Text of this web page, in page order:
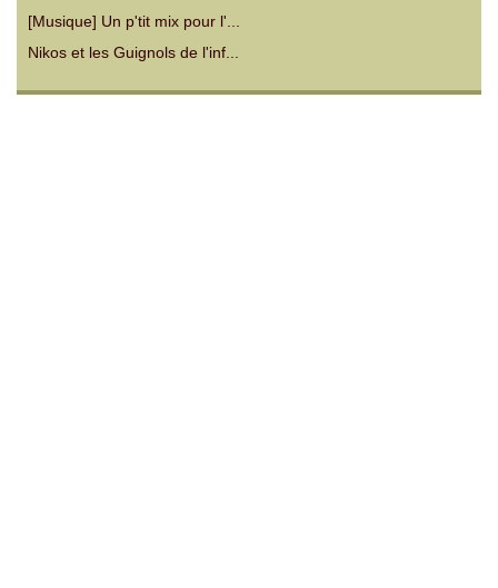
[Musique] Un p'tit mix pour l'...
Nikos et les Guignols de l'inf...